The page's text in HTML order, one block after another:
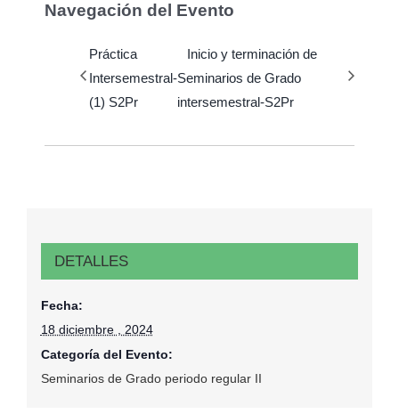
Navegación del Evento
Práctica
Intersemestral-
(1) S2Pr
Inicio y terminación de
Seminarios de Grado
intersemestral-S2Pr
DETALLES
Fecha:
18 diciembre , 2024
Categoría del Evento:
Seminarios de Grado periodo regular II